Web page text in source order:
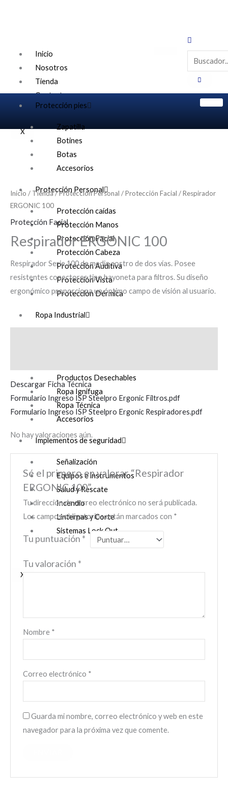
Inicio
Nosotros
Tienda
Contacto
X
Protección pies
Zapatilla
Botines
Botas
Accesorios
Protección Personal
Protección caídas
Protección Manos
Protección Facial
Protección Cabeza
Protección Auditiva
Protección Vista
Protección Dérmica
Ropa Industrial
Productos Desechables
Ropa Ignifuga
Ropa Técnica
Accesorios
Implementos de seguridad
Señalización
Equipos e instrumentos
Salud y Rescate
Incendio
Linternas y Corte
Sistemas Lock Out
X
Inicio / Tienda/Protección Personal /Protección Facial / Respirador
ERGONIC 100
Protección Facial
Respirador ERGONIC 100
Respirador Serie 100 de medio rostro de dos vías. Posee
resistentes conectores tipo bayoneta para filtros. Su diseño
ergonómico proporciona un óptimo campo de visión al usuario.
Descargar Ficha Técnica
Formulario Ingreso ISP Steelpro Ergonic Filtros.pdf
Formulario Ingreso ISP Steelpro Ergonic Respiradores.pdf
No hay valoraciones aún.
Sé el primero en valorar “Respirador
ERGONIC 100”
Tu dirección de correo electrónico no será publicada.
Los campos obligatorios están marcados con *
Tu puntuación *
Tu valoración *
Nombre *
Correo electrónico *
Guarda mi nombre, correo electrónico y web en este
navegador para la próxima vez que comente.